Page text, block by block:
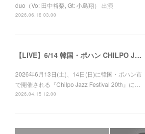
duo（Vo: 田中裕梨, Gt: 小島翔） 出演
2026.06.18 03:00
【LIVE】6/14 韓国・ポハン CHILPO JAZZ FESTIVAL 20th
2026年6月13日(土)、14日(日)に韓国・ポハン市
で開催される『Chilpo Jazz Festival 20th』に…
2026.04.15 12:00